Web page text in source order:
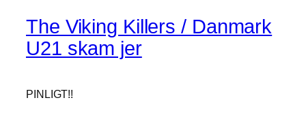
The Viking Killers / Danmark
U21 skam jer
PINLIGT!!